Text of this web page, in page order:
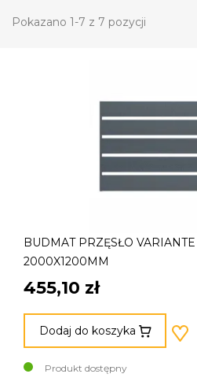
Pokazano 1-7 z 7 pozycji
BUDMAT PRZĘSŁO
2000X1200MM
455,10 zł
Dodaj do koszyka
Produkt dostępny